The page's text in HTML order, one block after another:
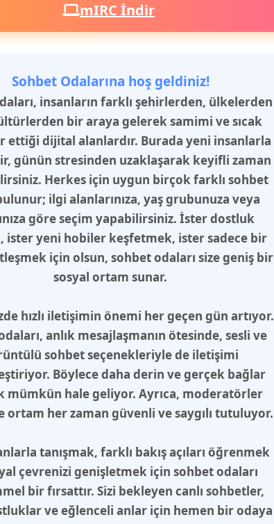
mIRC İndir
Sohbet Odalarına hoş geldiniz!
insanların farklı şehirlerden, ülkelerden
bir araya gelerek samimi ve sıcak
ettiği dijital alanlardır. Burada yeni insanlarla
günün stresinden uzaklaşarak keyifli zaman
Herkes için uygun birçok farklı sohbet
ilgi alanlarınıza, yaş grubunuza veya
göre seçim yapabilirsiniz. İster dostluk
ister yeni hobiler keşfetmek, ister sadece bir
için olsun, sohbet odaları size geniş bir
sosyal ortam sunar.
hızlı iletişimin önemi her geçen gün artıyor.
anlık mesajlaşmanın ötesinde, sesli ve
sohbet seçenekleriyle de iletişimi
Böylece daha derin ve gerçek bağlar
mümkün hale geliyor. Ayrıca, moderatörler
ortam her zaman güvenli ve saygılı tutuluyor.
tanışmak, farklı bakış açıları öğrenmek
çevrenizi genişletmek için sohbet odaları
bir fırsattır. Sizi bekleyen canlı sohbetler,
ve eğlenceli anlar için hemen bir odaya